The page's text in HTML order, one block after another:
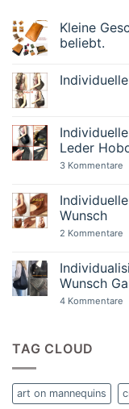
Kleine
beliebt.
zu
Nützlich
und
beliebt.
Individuelle
braune
Ledertasche
III
Leder
3 Kommentare
Wunsch
2 Kommentare
Wunsch
4 Kommentare
TAG CLOUD
art on mannequins